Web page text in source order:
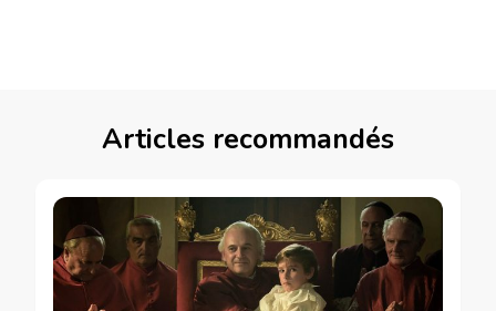
Articles recommandés